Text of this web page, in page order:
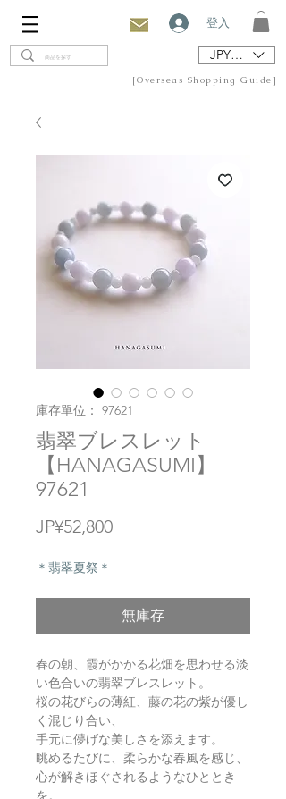
登入
JPY (¥)
[Overseas Shopping Guide]
庫存單位： 97621
翡翠ブレスレット
【HANAGASUMI】
97621
JP¥52,800價
＊翡翠夏祭＊
無庫存
春の朝、霞がかかる花畑を思わせる淡
い色合いの翡翠ブレスレット。
桜の花びらの薄紅、藤の花の紫が優し
く混じり合い、
手元に儚げな美しさを添えます。
眺めるたびに、柔らかな春風を感じ、
心が解きほぐされるようなひととき
を。